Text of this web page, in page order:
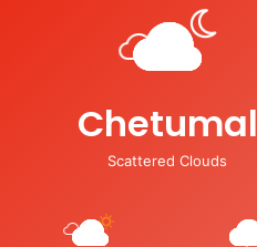
Chetumal
Scattered Clouds